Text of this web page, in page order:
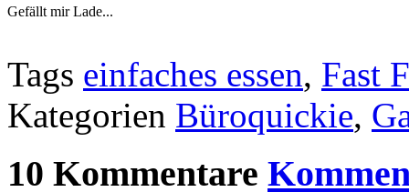
Gefällt mir Lade...
Tags einfaches essen, Fast
Kategorien Büroquickie,
10 Kommentare